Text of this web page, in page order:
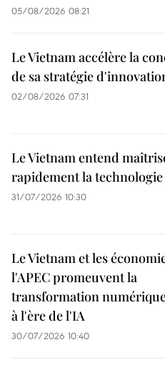
05/08/2026 08:21
Le Vietnam accélère la
de sa stratégie
02/08/2026 07:31
Le Vietnam entend
rapidement la technologie
31/07/2026 10:30
Le Vietnam et les
l'APEC promeuvent la
transformation
à l'ère de l'IA
30/07/2026 10:40